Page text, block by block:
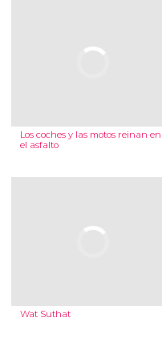
Los coches y las motos reinan en
el asfalto
Wat Suthat